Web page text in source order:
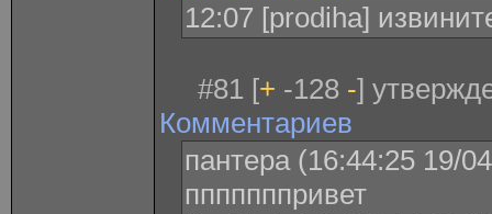
12:07 [prodiha]
#81 [+ -128 -]
Комментариев
пантера (16:44:25 19/
пппппппривет